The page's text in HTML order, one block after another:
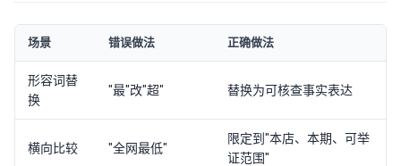
场景 错误做法 正确做法
形容词替
换
"最"改"超" 替换为可核查事实表达
横向比较 "全网最低"
限定到"本店、本期、可举
证范围"